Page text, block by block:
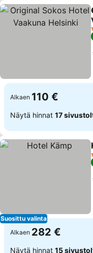
Alkaen 110 €
Näytä hinnat 17
Suosittu valinta
Alkaen 282 €
Näytä hinnat 15